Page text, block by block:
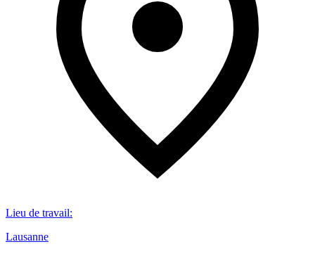
Lieu de travail:
Lausanne